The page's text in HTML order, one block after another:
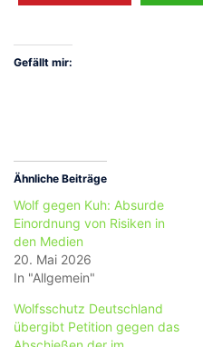
Gefällt mir:
Ähnliche Beiträge
Wolf gegen Kuh: Absurde
Einordnung von Risiken in
den Medien
20. Mai 2026
In "Allgemein"
Wolfsschutz Deutschland
übergibt Petition gegen das